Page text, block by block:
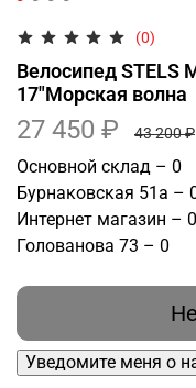
(0)
Велосипед STELS
17"Морская волна
27 450 ₽ 43 200 ₽
Основной склад – 0
Бурнаковская 51а –
Интернет магазин – 0
Голованова 73 – 0
Уведомите меня о